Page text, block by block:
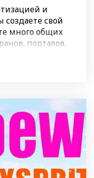
и
создаете свой
много общих
порталов,
Данное
для